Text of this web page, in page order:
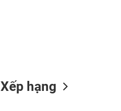
Xếp hạng